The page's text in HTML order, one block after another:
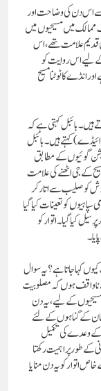
اس دن کی وضاحت اور
ممالک میں مسیحیوں میں
قدیم علامت تھے، اس
لیے اس روایت کو
انڈے کا ٹوٹنا مسیح
ہیں۔ بائبل کہتی ہے کہ
کہتے ہیں۔ بائبل
گوئیوں کے مطابق
کے جی اٹھنے کی علامت
کو صلیب سے اتار کر
کو تعینات کیا گیا
سیل کیا گیا۔ اتوار کو
کہا جاتا ہے؟ یہ سوال
نا واقف ہوں کہ مصلوبیت
کے لیے، یہ دن
کے گناہوں کے لئے
کے وعدے کی تکمیل
طور پر اہمیت رکھتا
ص اتوار کو یہ دن منایا